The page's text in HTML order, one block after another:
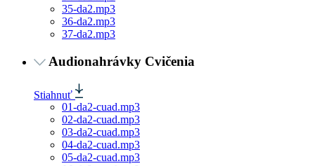
35-da2.mp3
36-da2.mp3
37-da2.mp3
Audionahrávky Cvičenia
Stiahnuť
01-da2-cuad.mp3
02-da2-cuad.mp3
03-da2-cuad.mp3
04-da2-cuad.mp3
05-da2-cuad.mp3